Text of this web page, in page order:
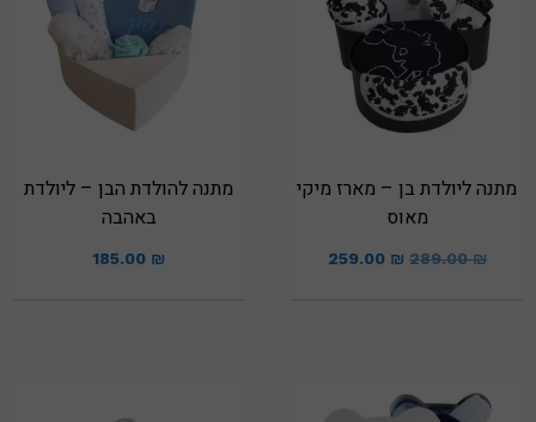
מתנה ליולדת בן – מארז מיקי
מאוס
289.00₪
259.00 ₪
מתנה להולדת הבן – ליולדת
באהבה
185.00 ₪